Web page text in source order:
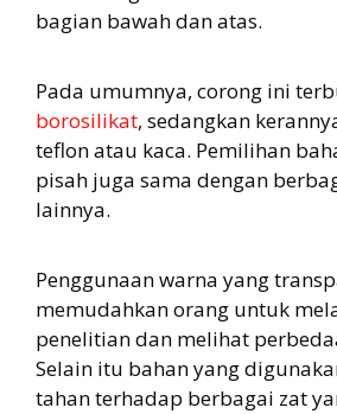
bagian bawah dan atas.
Pada umumnya, corong ini
borosilikat, sedangkan
teflon atau kaca. Pemilihan
pisah juga sama dengan
lainnya.
Penggunaan warna yang
memudahkan orang untuk
penelitian dan melihat
Selain itu bahan yang
tahan terhadap berbagai zat